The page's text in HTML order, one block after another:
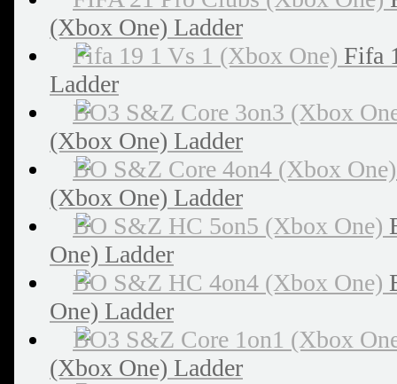
(Xbox One) Ladder
Fifa
Ladder
(Xbox One) Ladder
(Xbox One) Ladder
One) Ladder
One) Ladder
(Xbox One) Ladder